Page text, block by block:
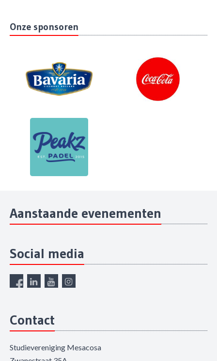
Onze sponsoren
Aanstaande evenementen
Social media
Contact
Studievereniging Mesacosa